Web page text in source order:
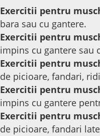
Exercitii pentru
bara sau cu gantere.
Exercitii pentru
impins cu gantere sau
Exercitii pentru
de picioare, fandari,
Exercitii pentru
impins cu gantere
Exercitii pentru
de picioare, fandari